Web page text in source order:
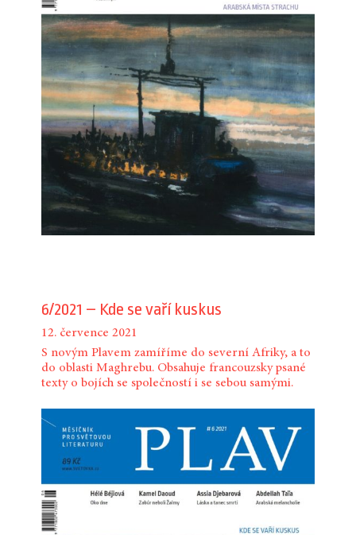
6/2021 – Kde se vaří kuskus
12. července 2021
S novým Plavem zamíříme do severní Afriky, a to
do oblasti Maghrebu. Obsahuje francouzsky psané
texty o bojích se společností i se sebou samými.